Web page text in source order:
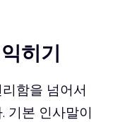
히기
함을 넘어서
기본 인사말이